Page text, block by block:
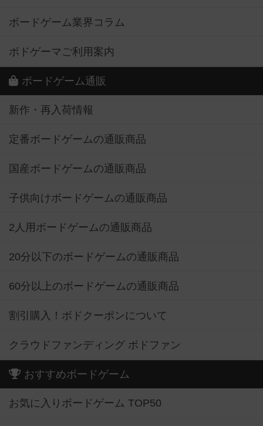
ボードゲーム業界コラム
ボドゲーマご利用案内
ボードゲーム通販
新作・再入荷情報
定番ボードゲームの通販商品
国産ボードゲームの通販商品
子供向けボードゲームの通販商品
2人用ボードゲームの通販商品
20分以下のボードゲームの通販商品
60分以上のボードゲームの通販商品
割引購入！ボドクーポンについて
クラウドファンディング ボドファン
おすすめボードゲーム
お気に入りボードゲーム TOP50